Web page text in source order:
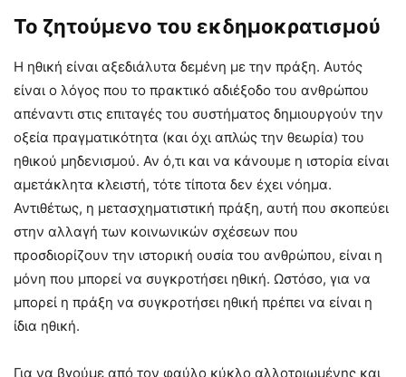
Το ζητούμενο του εκδημοκρατισμού
Η ηθική είναι αξεδιάλυτα δεμένη με την πράξη. Αυτός
είναι ο λόγος που το πρακτικό αδιέξοδο του ανθρώπου
απέναντι στις επιταγές του συστήματος δημιουργούν την
οξεία πραγματικότητα (και όχι απλώς την θεωρία) του
ηθικού μηδενισμού. Αν ό,τι και να κάνουμε η ιστορία είναι
αμετάκλητα κλειστή, τότε τίποτα δεν έχει νόημα.
Αντιθέτως, η μετασχηματιστική πράξη, αυτή που σκοπεύει
στην αλλαγή των κοινωνικών σχέσεων που
προσδιορίζουν την ιστορική ουσία του ανθρώπου, είναι η
μόνη που μπορεί να συγκροτήσει ηθική. Ωστόσο, για να
μπορεί η πράξη να συγκροτήσει ηθική πρέπει να είναι η
ίδια ηθική.
Για να βγούμε από τον φαύλο κύκλο αλλοτριωμένης και